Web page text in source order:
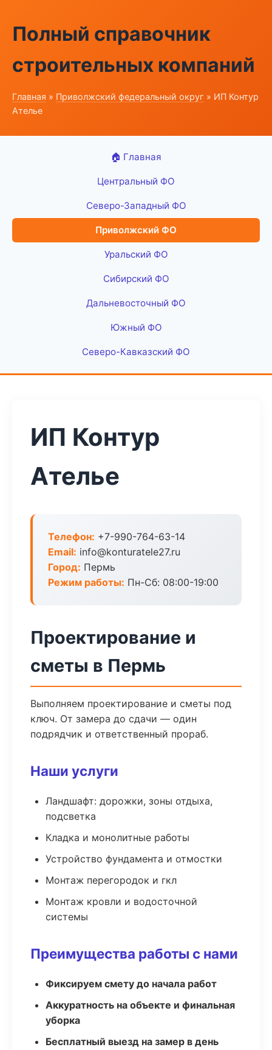
Полный справочник
строительных компаний
Главная » Приволжский федеральный округ » ИП Контур
Ателье
🏠 Главная
Центральный ФО
Северо-Западный ФО
Приволжский ФО
Уральский ФО
Сибирский ФО
Дальневосточный ФО
Южный ФО
Северо-Кавказский ФО
ИП Контур
Ателье
Телефон: +7-990-764-63-14
Email: info@konturatele27.ru
Город: Пермь
Режим работы: Пн-Сб: 08:00-19:00
Проектирование и
сметы в Пермь
Выполняем проектирование и сметы под
ключ. От замера до сдачи — один
подрядчик и ответственный прораб.
Наши услуги
Ландшафт: дорожки, зоны отдыха,
подсветка
Кладка и монолитные работы
Устройство фундамента и отмостки
Монтаж перегородок и гкл
Монтаж кровли и водосточной
системы
Преимущества работы с нами
Фиксируем смету до начала работ
Аккуратность на объекте и финальная
уборка
Бесплатный выезд на замер в день